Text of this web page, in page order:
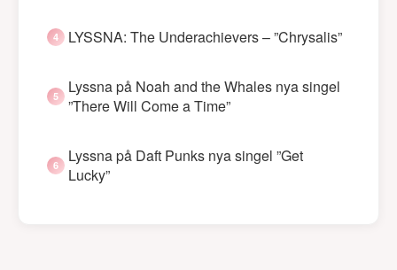
LYSSNA: The Underachievers – ”Chrysalis”
Lyssna på Noah and the Whales nya singel
”There Will Come a Time”
Lyssna på Daft Punks nya singel ”Get
Lucky”